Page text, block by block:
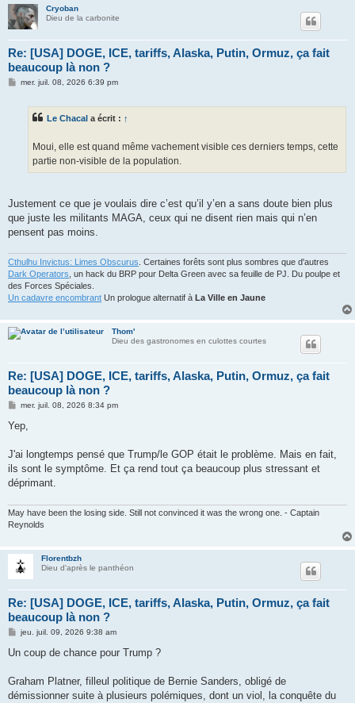
Cryoban
Dieu de la carbonite
Re: [USA] DOGE, ICE, tariffs, Alaska, Putin, Ormuz, ça fait
beaucoup là non ?
Mmer. juil. 08, 2026 6:39 pm
Le Chacal a écrit : ↑
Moui, elle est quand même vachement visible ces derniers temps, cette
partie non-visible de la population.
Justement ce que je voulais dire c’est qu’il y’en a sans doute bien plus
que juste les militants MAGA, ceux qui ne disent rien mais qui n’en
pensent pas moins.
Cthulhu Invictus: Limes Obscurus . Certaines forêts sont plus sombres que d'autres
Dark Operators , un hack du BRP pour Delta Green avec sa feuille de PJ. Du poulpe et
des Forces Spéciales.
Un cadavre encombrant Un prologue alternatif à La Ville en Jaune
Thom'
Dieu des gastronomes en culottes courtes
Re: [USA] DOGE, ICE, tariffs, Alaska, Putin, Ormuz, ça fait
beaucoup là non ?
M
s
s
g
mer. juil. 08, 2026 8:34 pm
Yep,
J'ai longtemps pensé que Trump/le GOP était le problème. Mais en fait,
ils sont le symptôme. Et ça rend tout ça beaucoup plus stressant et
déprimant.
May have been the losing side. Still not convinced it was the wrong one. - Captain
Reynolds
Florentbzh
Dieu d'après le panthéon
Re: [USA] DOGE, ICE, tariffs, Alaska, Putin, Ormuz, ça fait
beaucoup là non ?
M
s
g
jeu. juil. 09, 2026 9:38 am
Un coup de chance pour Trump ?
Graham Platner, filleul politique de Bernie Sanders, obligé de
démissionner suite à plusieurs polémiques, dont un viol, la conquête du